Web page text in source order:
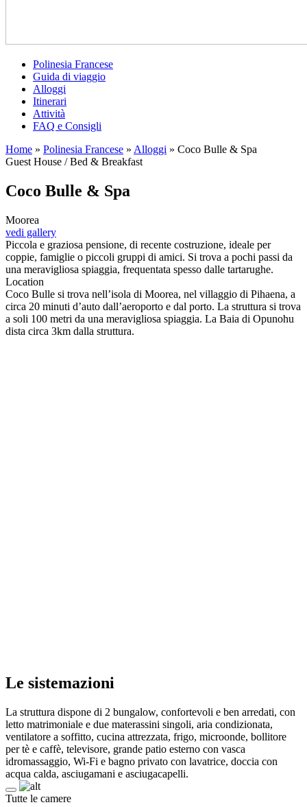
Polinesia Francese
Guida di viaggio
Alloggi
Itinerari
Attività
FAQ e Consigli
Home » Polinesia Francese » Alloggi » Coco Bulle & Spa
Guest House / Bed & Breakfast
Coco Bulle & Spa
Moorea
vedi gallery
Piccola e graziosa pensione, di recente costruzione, ideale per
coppie, famiglie o piccoli gruppi di amici. Si trova a pochi passi da
una meravigliosa spiaggia, frequentata spesso dalle tartarughe.
Location
Coco Bulle si trova nell’isola di Moorea, nel villaggio di Pihaena, a
circa 20 minuti d’auto dall’aeroporto e dal porto. La struttura si trova
a soli 100 metri da una meravigliosa spiaggia. La Baia di Opunohu
dista circa 3km dalla struttura.
Le sistemazioni
La struttura dispone di 2 bungalow, confortevoli e ben arredati, con
letto matrimoniale e due materassini singoli, aria condizionata,
ventilatore a soffitto, cucina attrezzata, frigo, microonde, bollitore
per tè e caffè, televisore, grande patio esterno con vasca
idromassaggio, Wi-Fi e bagno privato con lavatrice, doccia con
acqua calda, asciugamani e asciugacapelli.
Tutte le camere